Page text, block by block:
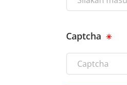
Captcha